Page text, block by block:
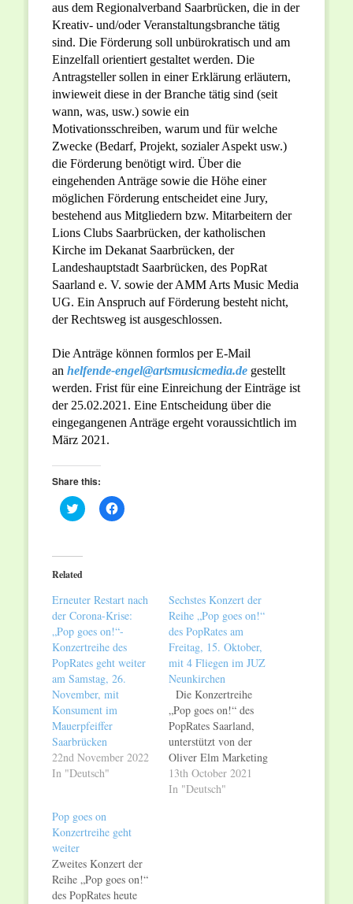
aus dem Regionalverband Saarbrücken, die in der
Kreativ- und/oder Veranstaltungsbranche tätig
sind. Die Förderung soll unbürokratisch und am
Einzelfall orientiert gestaltet werden. Die
Antragsteller sollen in einer Erklärung erläutern,
inwieweit diese in der Branche tätig sind (seit
wann, was, usw.) sowie ein
Motivationsschreiben, warum und für welche
Zwecke (Bedarf, Projekt, sozialer Aspekt usw.)
die Förderung benötigt wird. Über die
eingehenden Anträge sowie die Höhe einer
möglichen Förderung entscheidet eine Jury,
bestehend aus Mitgliedern bzw. Mitarbeitern der
Lions Clubs Saarbrücken, der katholischen
Kirche im Dekanat Saarbrücken, der
Landeshauptstadt Saarbrücken, des PopRat
Saarland e. V. sowie der AMM Arts Music Media
UG. Ein Anspruch auf Förderung besteht nicht,
der Rechtsweg ist ausgeschlossen.
Die Anträge können formlos per E-Mail
an helfende-engel@artsmusicmedia.de gestellt
werden. Frist für eine Einreichung der Einträge ist
der 25.02.2021. Eine Entscheidung über die
eingegangenen Anträge ergeht voraussichtlich im
März 2021.
Share this:
Click
to
(Opens
in
new
Click
to
Related
Erneuter Restart nach
der Corona-Krise:
„Pop goes on!“-
Konzertreihe des
PopRates geht weiter
am Samstag, 26.
November, mit
Konsument im
Mauerpfeiffer
Saarbrücken
22nd November 2022
In "Deutsch"
Sechstes Konzert der
Reihe „Pop goes on!“
des PopRates am
Freitag, 15. Oktober,
mit 4 Fliegen im JUZ
Neunkirchen
Die Konzertreihe
„Pop goes on!“ des
PopRates Saarland,
unterstützt von der
Oliver Elm Marketing
GmbH (O.E.M.), geht
in die fünfte Runde:
13th October 2021
In "Deutsch"
Pop goes on
Konzertreihe geht
weiter
Zweites Konzert der
Reihe „Pop goes on!“
des PopRates heute